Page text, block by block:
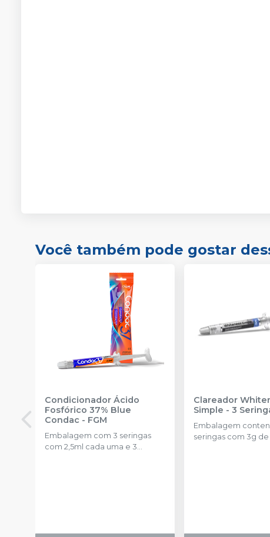
Você também pode gostar
Condicionador Ácido
Fosfórico 37% Blue
Condac - FGM
Embalagem com 3 seringas
com 2,5ml cada uma e 3
Clareador
Simple - 3
Embalagem
seringas com 3g